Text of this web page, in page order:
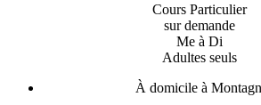
Cours Particulier
sur demande
Me à Di
Adultes seuls
À domicile à